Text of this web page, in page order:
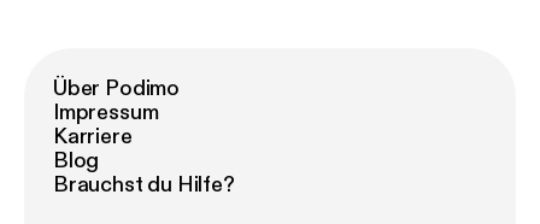
Über Podimo
Impressum
Karriere
Blog
Brauchst du Hilfe?